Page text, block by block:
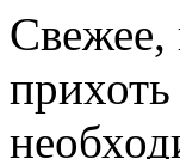
Свежее,